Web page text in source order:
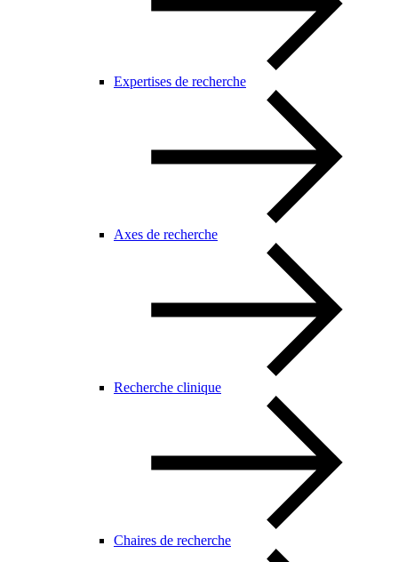
Expertises de recherche
Axes de recherche
Recherche clinique
Chaires de recherche